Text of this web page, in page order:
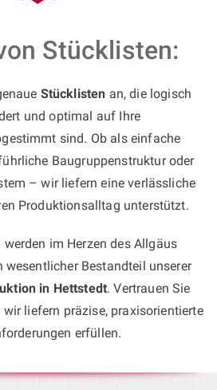
Stücklisten:
Stücklisten an, die logisch
und optimal auf Ihre
sind. Ob als einfache
Baugruppenstruktur oder
– wir liefern eine verlässliche
Produktionsalltag unterstützt.
im Herzen des Allgäus
Bestandteil unserer
in Hettstedt. Vertrauen Sie
liefern präzise, praxisorientierte
erfüllen.